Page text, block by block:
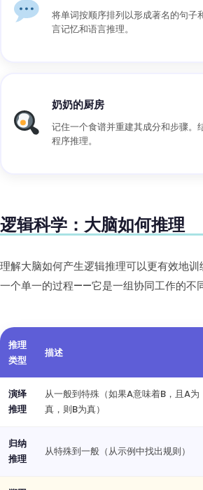
将单词按顺序排列以形成著名的句子
言记忆和语言推理。
奶奶的厨房
记住一个食谱并重建其成分和步骤。
程序推理。
逻辑科学：大脑如何推理
理解大脑如何产生逻辑推理可以更有效地
一个单一的过程——它是一组协同工作的不
推理
类型
描述
演绎
推理
从一般到特殊（如果A意味着B，且A为
真，则B为真）
归纳
推理
从特殊到一般（从示例中找出规则）